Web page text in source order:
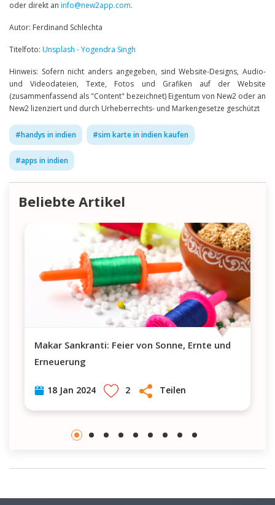
oder direkt an info@new2app.com.
Autor: Ferdinand Schlechta
Titelfoto: Unsplash - Yogendra Singh
Hinweis: Sofern nicht anders angegeben, sind Website-Designs, Audio-
und Videodateien, Texte, Fotos und Grafiken auf der Website
(zusammenfassend als "Content" bezeichnet) Eigentum von New2 oder an
New2 lizenziert und durch Urheberrechts- und Markengesetze geschützt
#handys in indien #sim karte in indien kaufen
#apps in indien
Beliebte Artikel
Makar Sankranti: Feier von Sonne, Ernte und
Erneuerung
18 Jan 2024 2 Teilen